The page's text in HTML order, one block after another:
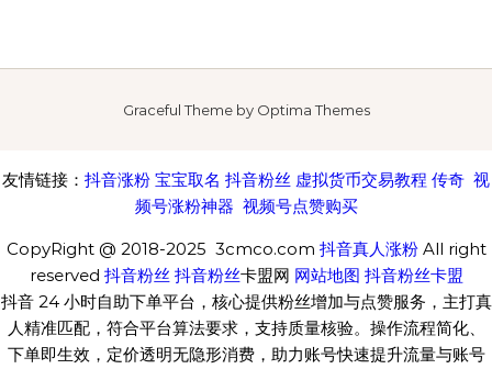
Graceful Theme by Optima Themes
友情链接： 抖音涨粉 宝宝取名 抖音粉丝 虚拟货币交易教程 传奇 视
频号涨粉神器 视频号点赞购买
CopyRight @ 2018-2025 3cmco.com 抖音真人涨粉All right
reserved 抖音粉丝 抖音粉丝卡盟网 网站地图 抖音粉丝卡盟
抖音 24 小时自助下单平台，核心提供粉丝增加与点赞服务，主打真
人精准匹配，符合平台算法要求，支持质量核验。操作流程简化、
下单即生效，定价透明无隐形消费，助力账号快速提升流量与账号